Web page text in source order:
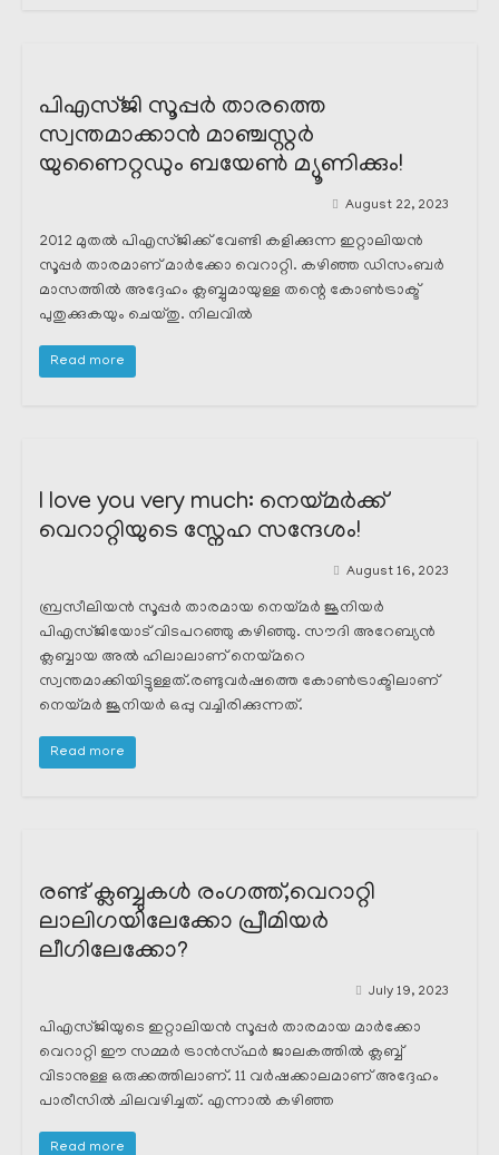
പിഎസ്ജി സൂപ്പർ താരത്തെ
സ്വന്തമാക്കാൻ മാഞ്ചസ്റ്റർ
യുണൈറ്റഡും ബയേൺ മ്യൂണിക്കും!
August 22, 2023
2012 മുതൽ പിഎസ്ജിക്ക് വേണ്ടി കളിക്കുന്ന ഇറ്റാലിയൻ
സൂപ്പർ താരമാണ് മാർക്കോ വെറാറ്റി. കഴിഞ്ഞ ഡിസംബർ
മാസത്തിൽ അദ്ദേഹം ക്ലബ്ബുമായുള്ള തന്റെ കോൺട്രാക്ട്
പുതുക്കുകയും ചെയ്തു. നിലവിൽ
Read more
I love you very much: നെയ്മർക്ക്
വെറാറ്റിയുടെ സ്നേഹ സന്ദേശം!
August 16, 2023
ബ്രസീലിയൻ സൂപ്പർ താരമായ നെയ്മർ ജൂനിയർ
പിഎസ്ജിയോട് വിടപറഞ്ഞു കഴിഞ്ഞു. സൗദി അറേബ്യൻ
ക്ലബ്ബായ അൽ ഹിലാലാണ് നെയ്മറെ
സ്വന്തമാക്കിയിട്ടുള്ളത്.രണ്ടുവർഷത്തെ കോൺട്രാക്ടിലാണ്
നെയ്മർ ജൂനിയർ ഒപ്പു വച്ചിരിക്കുന്നത്.
Read more
രണ്ട് ക്ലബ്ബുകൾ രംഗത്ത്,വെറാറ്റി
ലാലിഗയിലേക്കോ പ്രീമിയർ
ലീഗിലേക്കോ?
July 19, 2023
പിഎസ്ജിയുടെ ഇറ്റാലിയൻ സൂപ്പർ താരമായ മാർക്കോ
വെറാറ്റി ഈ സമ്മർ ട്രാൻസ്ഫർ ജാലകത്തിൽ ക്ലബ്ബ്
വിടാനുള്ള ഒരുക്കത്തിലാണ്. 11 വർഷക്കാലമാണ് അദ്ദേഹം
പാരീസിൽ ചിലവഴിച്ചത്. എന്നാൽ കഴിഞ്ഞ
Read more